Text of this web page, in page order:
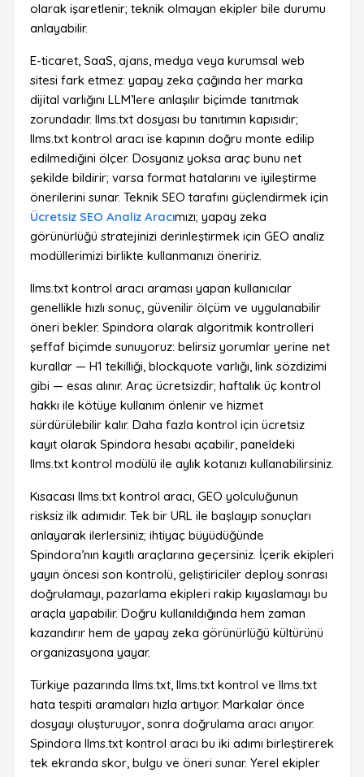
olarak işaretlenir; teknik olmayan ekipler bile durumu
anlayabilir.
E-ticaret, SaaS, ajans, medya veya kurumsal web
sitesi fark etmez: yapay zeka çağında her marka
dijital varlığını LLM’lere anlaşılır biçimde tanıtmak
zorundadır. llms.txt dosyası bu tanıtımın kapısıdır;
llms.txt kontrol aracı ise kapının doğru monte edilip
edilmediğini ölçer. Dosyanız yoksa araç bunu net
şekilde bildirir; varsa format hatalarını ve iyileştirme
önerilerini sunar. Teknik SEO tarafını güçlendirmek için
Ücretsiz SEO Analiz Aracımızı; yapay zeka
görünürlüğü stratejinizi derinleştirmek için GEO analiz
modüllerimizi birlikte kullanmanızı öneririz.
llms.txt kontrol aracı araması yapan kullanıcılar
genellikle hızlı sonuç, güvenilir ölçüm ve uygulanabilir
öneri bekler. Spindora olarak algoritmik kontrolleri
şeffaf biçimde sunuyoruz: belirsiz yorumlar yerine net
kurallar — H1 tekilliği, blockquote varlığı, link sözdizimi
gibi — esas alınır. Araç ücretsizdir; haftalık üç kontrol
hakkı ile kötüye kullanım önlenir ve hizmet
sürdürülebilir kalır. Daha fazla kontrol için ücretsiz
kayıt olarak Spindora hesabı açabilir, paneldeki
llms.txt kontrol modülü ile aylık kotanızı kullanabilirsiniz.
Kısacası llms.txt kontrol aracı, GEO yolculuğunun
risksiz ilk adımıdır. Tek bir URL ile başlayıp sonuçları
anlayarak ilerlersiniz; ihtiyaç büyüdüğünde
Spindora’nın kayıtlı araçlarına geçersiniz. İçerik ekipleri
yayın öncesi son kontrolü, geliştiriciler deploy sonrası
doğrulamayı, pazarlama ekipleri rakip kıyaslamayı bu
araçla yapabilir. Doğru kullanıldığında hem zaman
kazandırır hem de yapay zeka görünürlüğü kültürünü
organizasyona yayar.
Türkiye pazarında llms.txt, llms.txt kontrol ve llms.txt
hata tespiti aramaları hızla artıyor. Markalar önce
dosyayı oluşturuyor, sonra doğrulama aracı arıyor.
Spindora llms.txt kontrol aracı bu iki adımı birleştirerek
tek ekranda skor, bulgu ve öneri sunar. Yerel ekipler